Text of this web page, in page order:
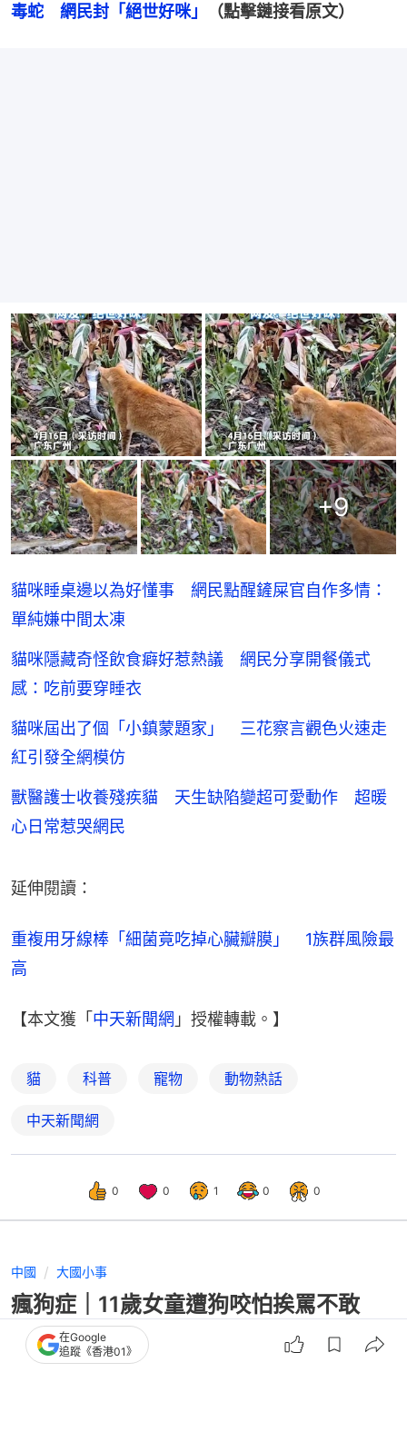
毒蛇　網民封「絕世好咪」
（點擊鏈接看原文）
+9
貓咪睡桌邊以為好懂事 網民點醒鏟屎官自作多情：
單純嫌中間太凍
貓咪隱藏奇怪飲食癖好惹熱議 網民分享開餐儀式
感：吃前要穿睡衣
貓咪屆出了個「小鎮蒙題家」 三花察言觀色火速走
紅引發全網模仿
獸醫護士收養殘疾貓 天生缺陷變超可愛動作 超暖
心日常惹哭網民
延伸閱讀：
重複用牙線棒「細菌竟吃掉心臟瓣膜」　1族群風險最
高
【本文獲「 中天新聞網 」授權轉載。】
貓 科普 寵物 動物熱話
中天新聞網
0 0 1 0 0
中國 大國小事
瘋狗症｜11歲女童遭狗咬怕挨罵不敢
說 2月後發病48小時內亡
在Google
追蹤《香港01》